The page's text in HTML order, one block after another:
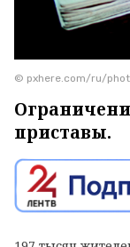
© pxhere.com/ru/
приставы.